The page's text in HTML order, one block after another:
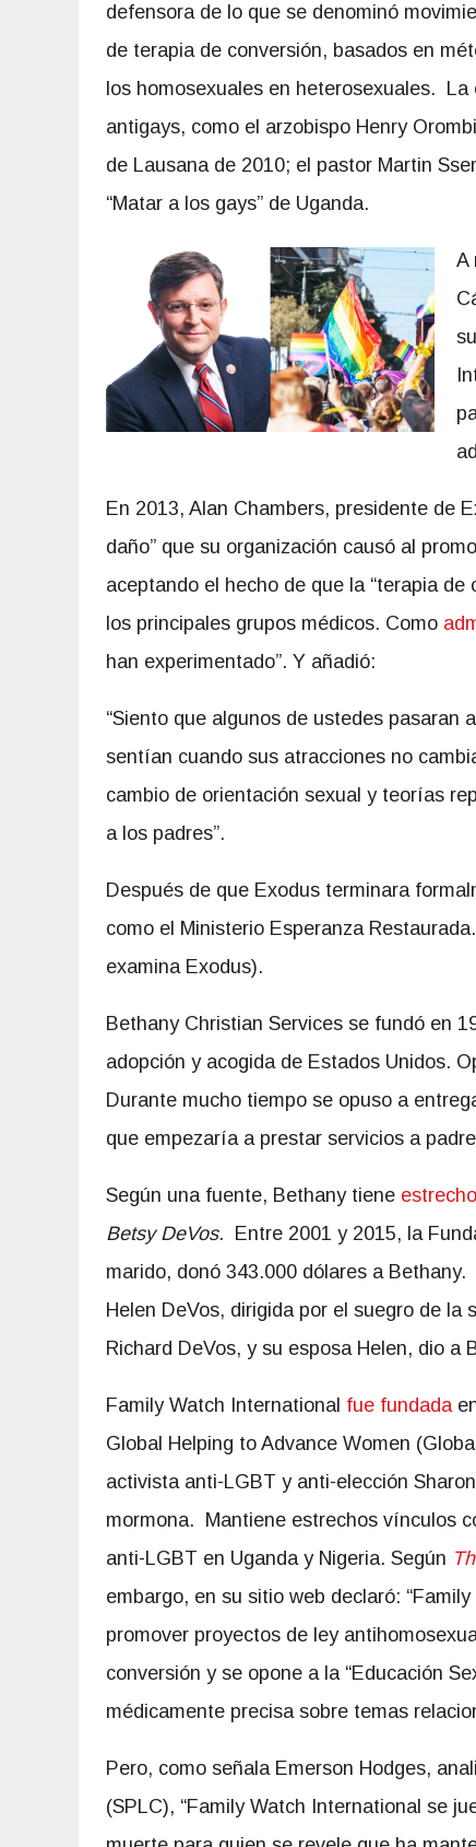
defensora de lo que se denominó
de terapia de conversión, basados en
los homosexuales en heterosexuales.
antigays, como el arzobispo Henry
de Lausana de 2010; el pastor Martin
“Matar a los gays” de Uganda.
A
En 2013, Alan Chambers, presidente de
daño” que su organización causó al
aceptando el hecho de que la “terapia
los principales grupos médicos. Como
han experimentado”. Y añadió:
“Siento que algunos de ustedes pasaran
sentían cuando sus atracciones no
cambio de orientación sexual y teorías
a los padres”.
Después de que Exodus terminara
como el Ministerio Esperanza
examina Exodus).
Bethany Christian Services se fundó en
adopción y acogida de Estados Unidos.
Durante mucho tiempo se opuso a
que empezaría a prestar servicios a
Según una fuente, Bethany tiene
Betsy DeVos. Entre 2001 y 2015, la
marido, donó 343.000 dólares a
Helen DeVos, dirigida por el suegro de
Richard DeVos, y su esposa Helen, dio a
Family Watch International fue fundada
Global Helping to Advance Women
activista anti-LGBT y anti-elección
mormona. Mantiene estrechos vínculos
anti-LGBT en Uganda y Nigeria. Según
embargo, en su sitio web declaró:
promover proyectos de ley
conversión y se opone a la “Educación
médicamente precisa sobre temas
Pero, como señala Emerson Hodges,
(SPLC), “Family Watch International se